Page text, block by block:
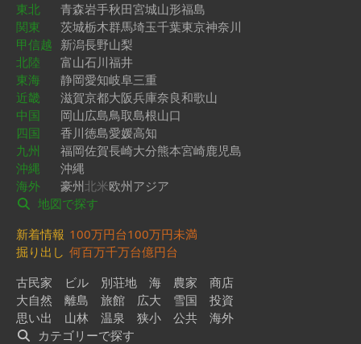
東北
青森岩手秋田宮城山形福島
関東
茨城栃木群馬埼玉千葉東京神奈川
甲信越 新潟長野山梨
北陸
富山石川福井
東海
静岡愛知岐阜三重
近畿
滋賀京都大阪兵庫奈良和歌山
中国
岡山広島鳥取島根山口
四国
香川徳島愛媛高知
九州
福岡佐賀長崎大分熊本宮崎鹿児島
沖縄
沖縄
海外
豪州北米欧州アジア
地図で探す
新着情報 100万円台100万円未満
掘り出し 何百万千万台億円台
古民家
ビル 別荘地 海 農家
商店
大自然
離島 旅館 広大 雪国
投資
思い出
山林 温泉 狭小 公共
海外
カテゴリーで探す